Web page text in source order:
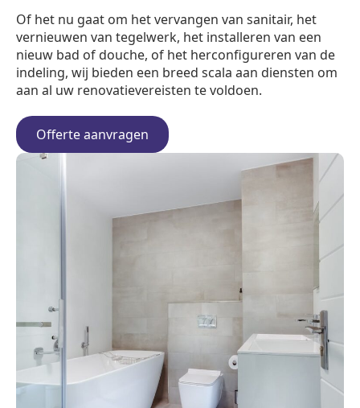
Of het nu gaat om het vervangen van sanitair, het
vernieuwen van tegelwerk, het installeren van een
nieuw bad of douche, of het herconfigureren van de
indeling, wij bieden een breed scala aan diensten om
aan al uw renovatievereisten te voldoen.
Offerte aanvragen